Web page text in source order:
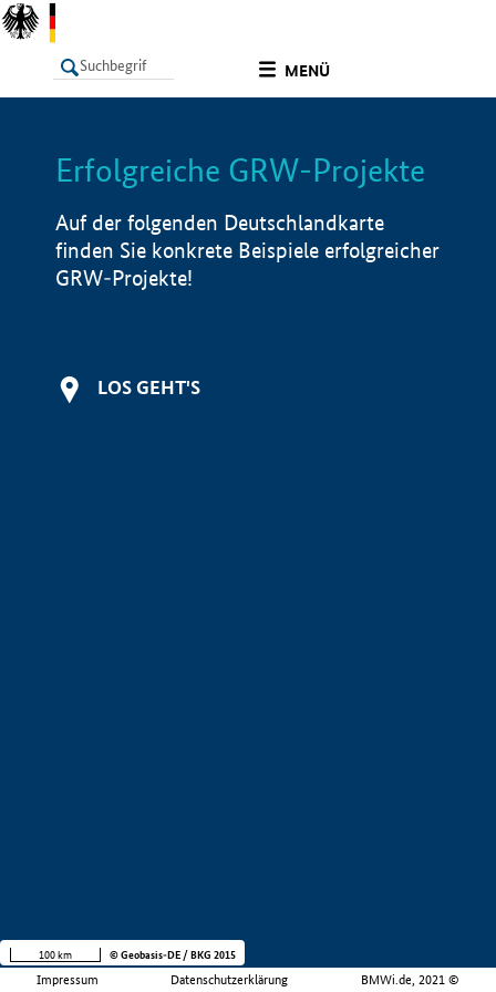
MENÜ
LISTE Info
Erfolgreiche GRW-Projekte
Auf der folgenden Deutschlandkarte
finden Sie konkrete Beispiele erfolgreicher
GRW-Projekte!
LOS GEHT'S
Impressum Datenschutzerklärung BMWi.de, 2021 ©
100 km © Geobasis-DE / BKG 2015